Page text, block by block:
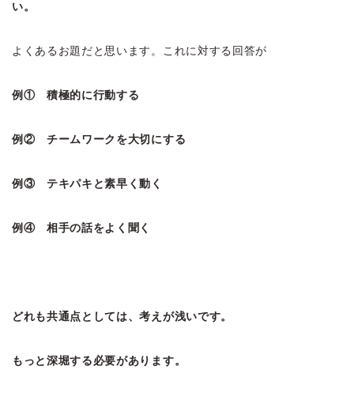
い。
よくあるお題だと思います。これに対する回答が
例① 積極的に行動する
例② チームワークを大切にする
例③ テキパキと素早く動く
例④ 相手の話をよく聞く
どれも共通点としては、考えが浅いです。
もっと深堀する必要があります。